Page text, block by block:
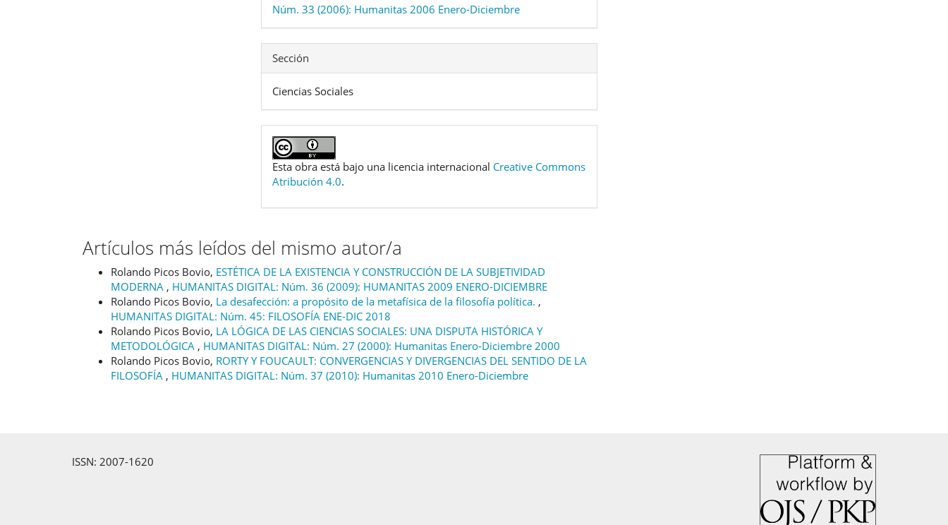
Núm. 33 (2006): Humanitas 2006 Enero-Diciembre
Sección
Ciencias Sociales
Esta obra está bajo una licencia internacional Creative Commons
Atribución 4.0.
Artículos más leídos del mismo autor/a
Rolando Picos Bovio, ESTÉTICA DE LA EXISTENCIA Y CONSTRUCCIÓN DE LA SUBJETIVIDAD
MODERNA , HUMANITAS DIGITAL: Núm. 36 (2009): HUMANITAS 2009 ENERO-DICIEMBRE
Rolando Picos Bovio, La desafección: a propósito de la metafísica de la filosofía política. ,
HUMANITAS DIGITAL: Núm. 45: FILOSOFÍA ENE-DIC 2018
Rolando Picos Bovio, LA LÓGICA DE LAS CIENCIAS SOCIALES: UNA DISPUTA HISTÓRICA Y
METODOLÓGICA , HUMANITAS DIGITAL: Núm. 27 (2000): Humanitas Enero-Diciembre 2000
Rolando Picos Bovio, RORTY Y FOUCAULT: CONVERGENCIAS Y DIVERGENCIAS DEL SENTIDO DE LA
FILOSOFÍA , HUMANITAS DIGITAL: Núm. 37 (2010): Humanitas 2010 Enero-Diciembre
ISSN: 2007-1620